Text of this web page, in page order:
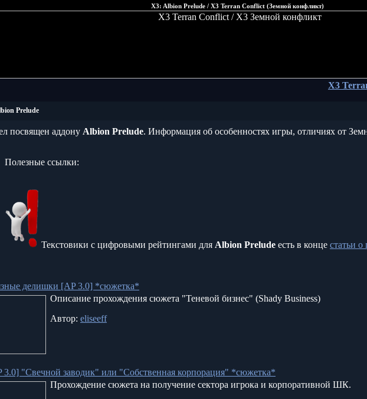
X3: Albion Prelude / X3 Terran Conflict (Земной конфликт)
X3
Prelude
посвящен аддону Albion Prelude. Информация об особенностях игры, отличиях от
Полезные ссылки:
Текстовики с цифровыми рейтингами для Albion Prelude есть в конце статьи
делишки [AP 3.0] *сюжетка*
Описание прохождения сюжета "Теневой бизнес" (Shady Business)
Автор: eliseeff
3.0] "Свечной заводик" или "Собственная корпорация" *сюжетка*
Прохождение сюжета на получение сектора игрока и корпоративной ШК.